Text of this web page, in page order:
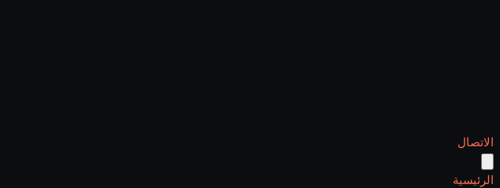
الاتصال
الرئيسية